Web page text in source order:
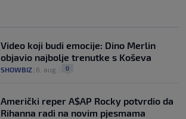
Video koji budi emocije: Dino Merlin
objavio najbolje trenutke s Koševa
SHOWBIZ 6. aug. 0
Američki reper A$AP Rocky potvrdio da
Rihanna radi na novim pjesmama